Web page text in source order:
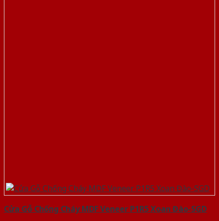
Cửa Gỗ Chống Cháy MDF Veneer P1R5 Xoan Đào-SGD